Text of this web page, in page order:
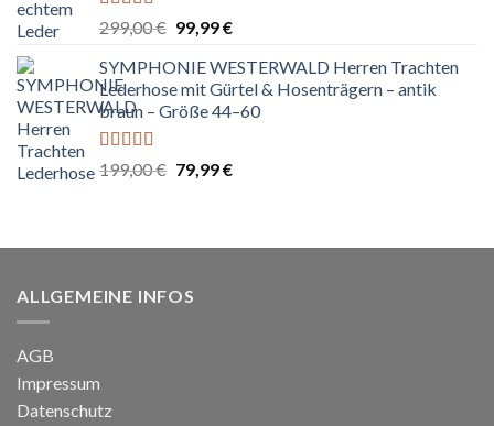
Bewertet
5.00
5
299,00€ Ursprünglicher
war:
299,00 €
99,99€Aktueller
ist:
99,99 €.
SYMPHONIE WESTERWALD Herren Trachten
Lederhose mit Gürtel & Hosenträgern – antik
braun – Größe 44–60
Bewertet
5.00
199,00€ Ursprünglicher
79,99€Aktueller
ALLGEMEINE INFOS
AGB
Impressum
Datenschutz